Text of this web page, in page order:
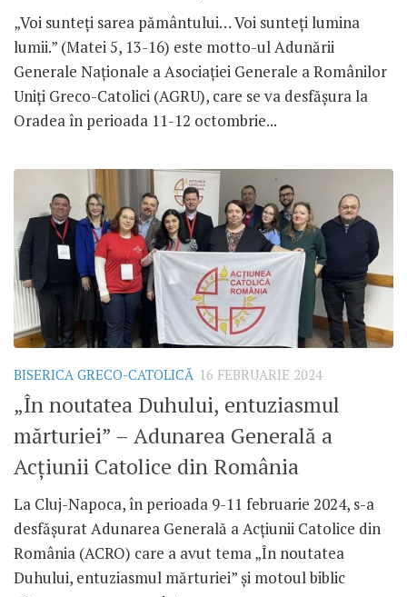
„Voi sunteți sarea pământului… Voi sunteți lumina
lumii.” (Matei 5, 13-16) este motto-ul Adunării
Generale Naționale a Asociației Generale a Românilor
Uniți Greco-Catolici (AGRU), care se va desfășura la
Oradea în perioada 11-12 octombrie...
BISERICA GRECO-CATOLICĂ 16 FEBRUARIE 2024
„În noutatea Duhului, entuziasmul
mărturiei” – Adunarea Generală a
Acțiunii Catolice din România
La Cluj-Napoca, în perioada 9-11 februarie 2024, s-a
desfășurat Adunarea Generală a Acțiunii Catolice din
România (ACRO) care a avut tema „În noutatea
Duhului, entuziasmul mărturiei” și motoul biblic